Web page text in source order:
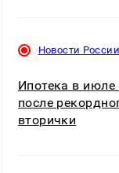
Новости России
Ипотека в июле
после
вторички